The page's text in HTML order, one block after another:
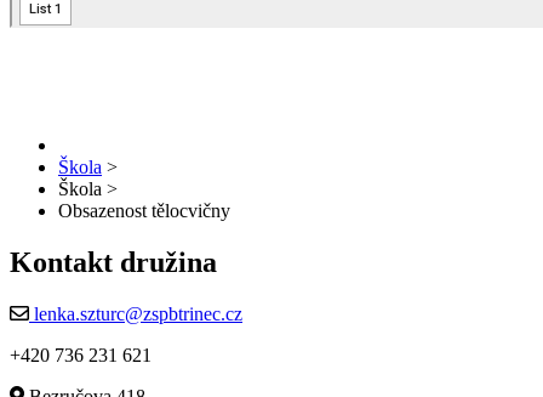
Škola >
Škola >
Obsazenost tělocvičny
Kontakt družina
lenka.szturc@zspbtrinec.cz
+420 736 231 621